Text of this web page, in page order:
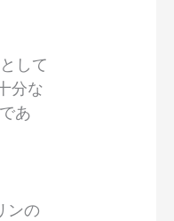
して
分な
あ
ンの